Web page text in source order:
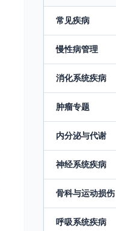
常见疾病
慢性病管理
消化系统疾病
肿瘤专题
内分泌与代谢
神经系统疾病
骨科与运动损伤
呼吸系统疾病